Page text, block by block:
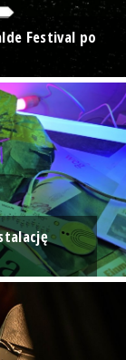
Festival po